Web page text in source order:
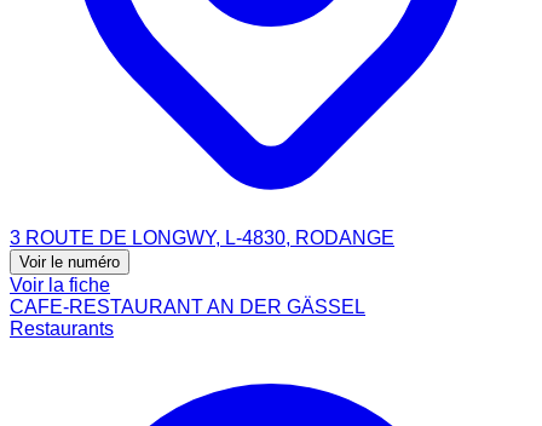
3 ROUTE DE LONGWY, L-4830, RODANGE
Voir le numéro
Voir la fiche
CAFE-RESTAURANT AN DER GÄSSEL
Restaurants